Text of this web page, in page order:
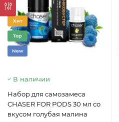
Хит
Top
New
В наличии
Набор для самозамеса
CHASER FOR PODS 30 мл со
вкусом голубая малина